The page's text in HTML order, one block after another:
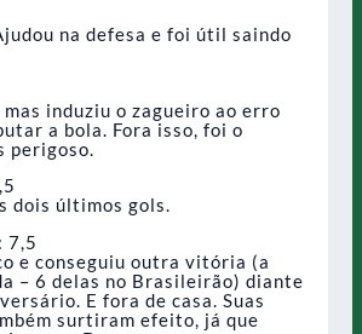
na defesa e foi útil saindo
mas induziu o zagueiro ao erro
a bola. Fora isso, foi o
perigoso.
dois últimos gols.
7,5
e conseguiu outra vitória (a
– 6 delas no Brasileirão) diante
E fora de casa. Suas
surtiram efeito, já que